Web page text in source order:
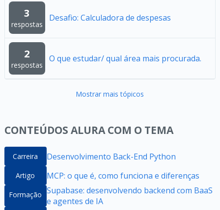
3
respostas
Desafio: Calculadora de despesas
2
respostas
O que estudar/ qual área mais procurada.
Mostrar mais tópicos
CONTEÚDOS ALURA COM O TEMA
Carreira Desenvolvimento Back-End Python
Artigo MCP: o que é, como funciona e diferenças
Formação Supabase: desenvolvendo backend com BaaS
e agentes de IA